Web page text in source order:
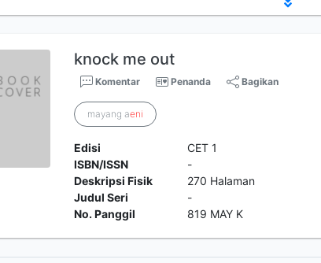
knock me out
Komentar Penanda Bagikan
mayang aeni
Edisi
CET 1
ISBN/ISSN
-
Deskripsi Fisik
270 Halaman
Judul Seri
-
No. Panggil
819 MAY K